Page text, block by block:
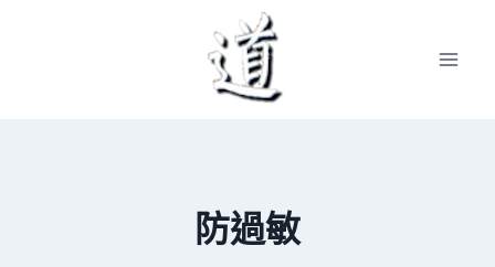
防過敏